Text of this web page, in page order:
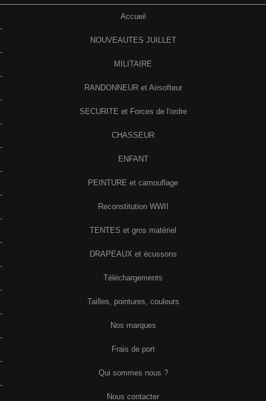
Accueil
-
NOUVEAUTES JUILLET
-
MILITAIRE
-
RANDONNEUR et Airsofteur
-
SECURITE et Forces de l'ordre
-
CHASSEUR
-
ENFANT
-
PEINTURE et camouflage
-
Reconstitution WWII
-
TENTES et gros matériel
-
DRAPEAUX et écussons
-
Téléchargements
-
Tailles, pointures, couleurs
-
Nos marques
-
Frais de port
-
Qui sommes nous ?
-
Nous contacter